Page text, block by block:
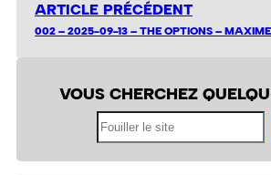
ARTICLE PRÉCÉDENT
002 – 2025-09-13 – THE OPTIONS – MAXIME
VOUS CHERCHEZ